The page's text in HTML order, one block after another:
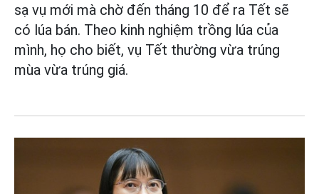
sạ vụ mới mà chờ đến tháng 10 để ra Tết sẽ
có lúa bán. Theo kinh nghiệm trồng lúa của
mình, họ cho biết, vụ Tết thường vừa trúng
mùa vừa trúng giá.